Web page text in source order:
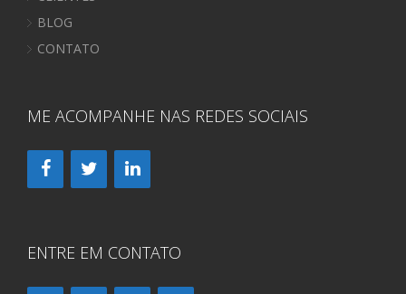
BLOG
CONTATO
ME ACOMPANHE NAS REDES SOCIAIS
ENTRE EM CONTATO